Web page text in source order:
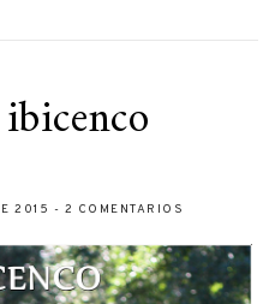
2015 - 2 COMENTARIOS